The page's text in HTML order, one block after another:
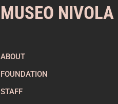
MUSEO NIVOLA
ABOUT
FOUNDATION
STAFF